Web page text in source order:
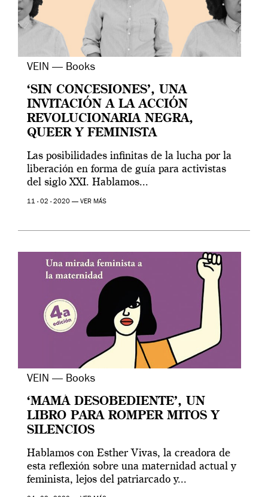
VEIN — Books
‘SIN CONCESIONES’, UNA
INVITACIÓN A LA ACCIÓN
REVOLUCIONARIA NEGRA,
QUEER Y FEMINISTA
Las posibilidades infinitas de la lucha por la
liberación en forma de guía para activistas
del siglo XXI. Hablamos...
11 - 02 - 2020 — VER MÁS
VEIN — Books
‘MAMÁ DESOBEDIENTE’, UN
LIBRO PARA ROMPER MITOS Y
SILENCIOS
Hablamos con Esther Vivas, la creadora de
esta reflexión sobre una maternidad actual y
feminista, lejos del patriarcado y...